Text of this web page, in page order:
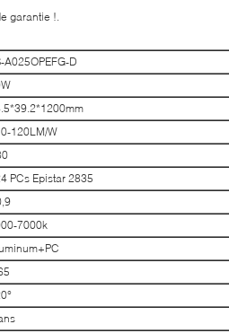
garantie !.
A025OPEFG-D
120LM/W
PCs Epistar 2835
7000k